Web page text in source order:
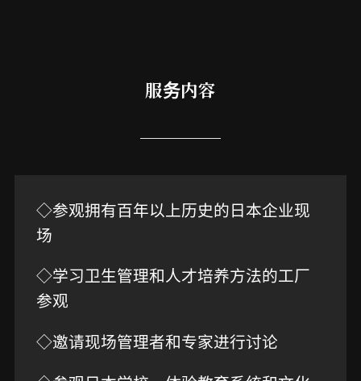
服务内容
◇参观拥有百年以上历史的日本企业现
场
◇学习卫生管理和人才培养方法的工厂
参观
◇邀请现场管理者和专家进行讨论